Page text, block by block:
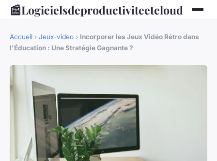
📰Logicielsdeproductiviteetcloud
Accueil › Jeux-video › Incorporer les Jeux Vidéo Rétro dans
l'Éducation : Une Stratégie Gagnante ?